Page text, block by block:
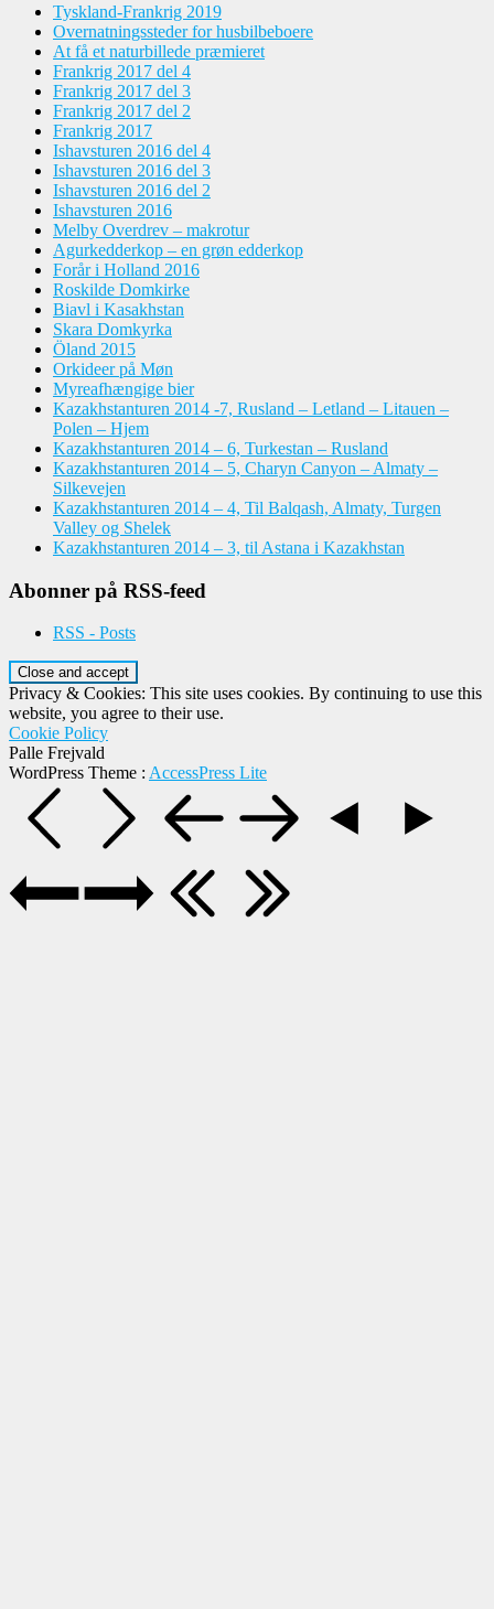
Tyskland-Frankrig 2019
Overnatningssteder for husbilbeboere
At få et naturbillede præmieret
Frankrig 2017 del 4
Frankrig 2017 del 3
Frankrig 2017 del 2
Frankrig 2017
Ishavsturen 2016 del 4
Ishavsturen 2016 del 3
Ishavsturen 2016 del 2
Ishavsturen 2016
Melby Overdrev – makrotur
Agurkedderkop – en grøn edderkop
Forår i Holland 2016
Roskilde Domkirke
Biavl i Kasakhstan
Skara Domkyrka
Öland 2015
Orkideer på Møn
Myreafhængige bier
Kazakhstanturen 2014 -7, Rusland – Letland – Litauen –
Polen – Hjem
Kazakhstanturen 2014 – 6, Turkestan – Rusland
Kazakhstanturen 2014 – 5, Charyn Canyon – Almaty –
Silkevejen
Kazakhstanturen 2014 – 4, Til Balqash, Almaty, Turgen
Valley og Shelek
Kazakhstanturen 2014 – 3, til Astana i Kazakhstan
Abonner på RSS-feed
RSS - Posts
Privacy & Cookies: This site uses cookies. By continuing to use this
website, you agree to their use.
Cookie Policy
Palle Frejvald
WordPress Theme : AccessPress Lite